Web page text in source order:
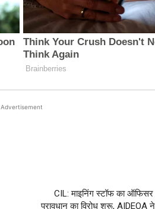
Advertisement
CIL: माइनिंग स्टॉफ का
प्रावधान का विरोध शुरू, AIDEOA